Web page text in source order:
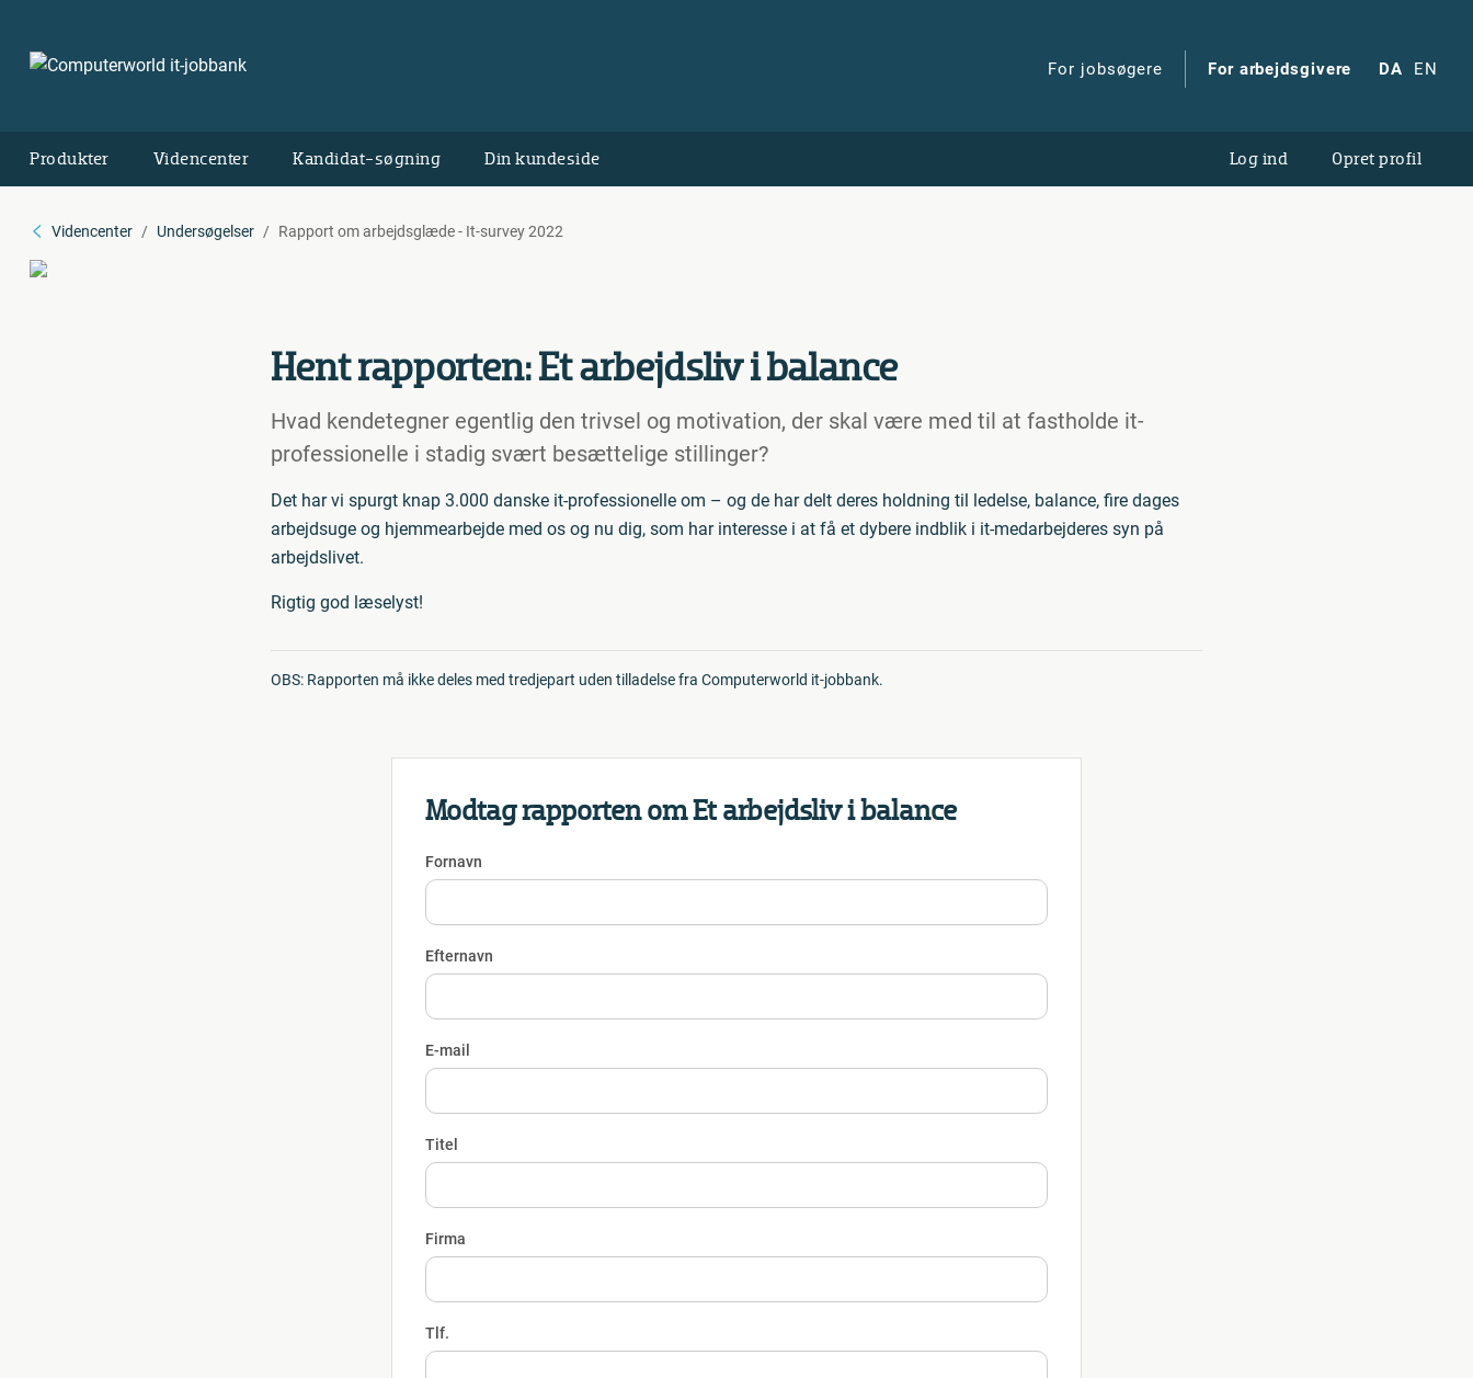
For jobsøgere For arbejdsgivere DA EN
Produkter Videncenter Kandidat-søgning Din kundeside Log ind Opret profil
Videncenter Undersøgelser Rapport om arbejdsglæde - It-survey 2022
Hent rapporten: Et arbejdsliv i balance
Hvad kendetegner egentlig den trivsel og motivation, der skal være med til at fastholde it-
professionelle i stadig svært besættelige stillinger?
Det har vi spurgt knap 3.000 danske it-professionelle om – og de har delt deres holdning til ledelse, balance, fire dages
arbejdsuge og hjemmearbejde med os og nu dig, som har interesse i at få et dybere indblik i it-medarbejderes syn på
arbejdslivet.
Rigtig god læselyst!
OBS: Rapporten må ikke deles med tredjepart uden tilladelse fra Computerworld it-jobbank.
Modtag rapporten om Et arbejdsliv i balance
Fornavn
Efternavn
E-mail
Titel
Firma
Tlf.